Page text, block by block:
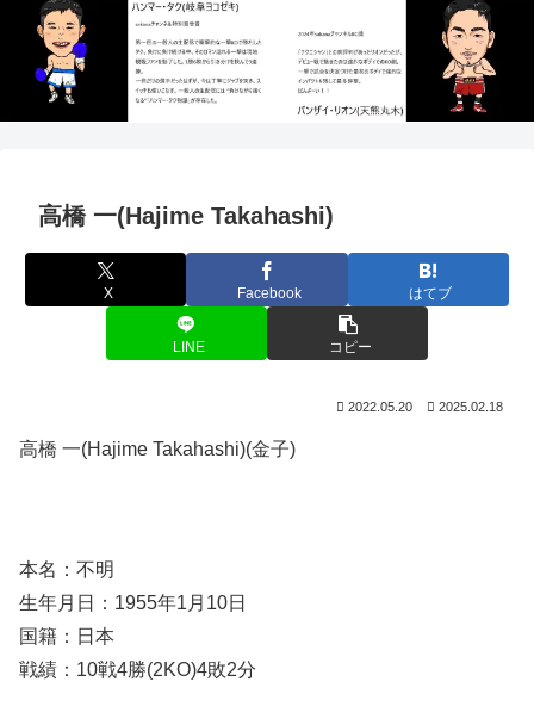
高橋 一(Hajime Takahashi)
X Facebook はてブ
LINE コピー
2022.05.20 2025.02.18
高橋 一(Hajime Takahashi)(金子)
本名：不明
生年月日：1955年1月10日
国籍：日本
戦績：10戦4勝(2KO)4敗2分